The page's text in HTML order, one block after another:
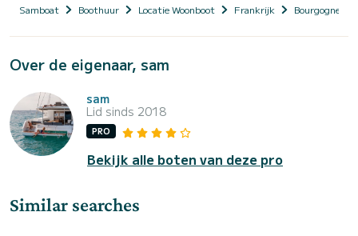
Samboat Boothuur Locatie Woonboot Frankrijk Bourgogne-
Over de eigenaar, sam
sam
Lid sinds 2018
PRO
Bekijk alle boten van deze pro
Similar searches